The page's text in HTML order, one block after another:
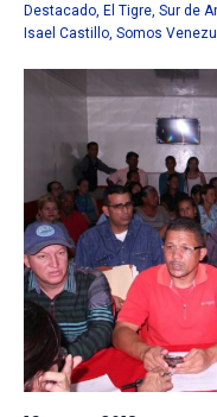
Destacado, El Tigre, Sur de
Isael Castillo, Somos